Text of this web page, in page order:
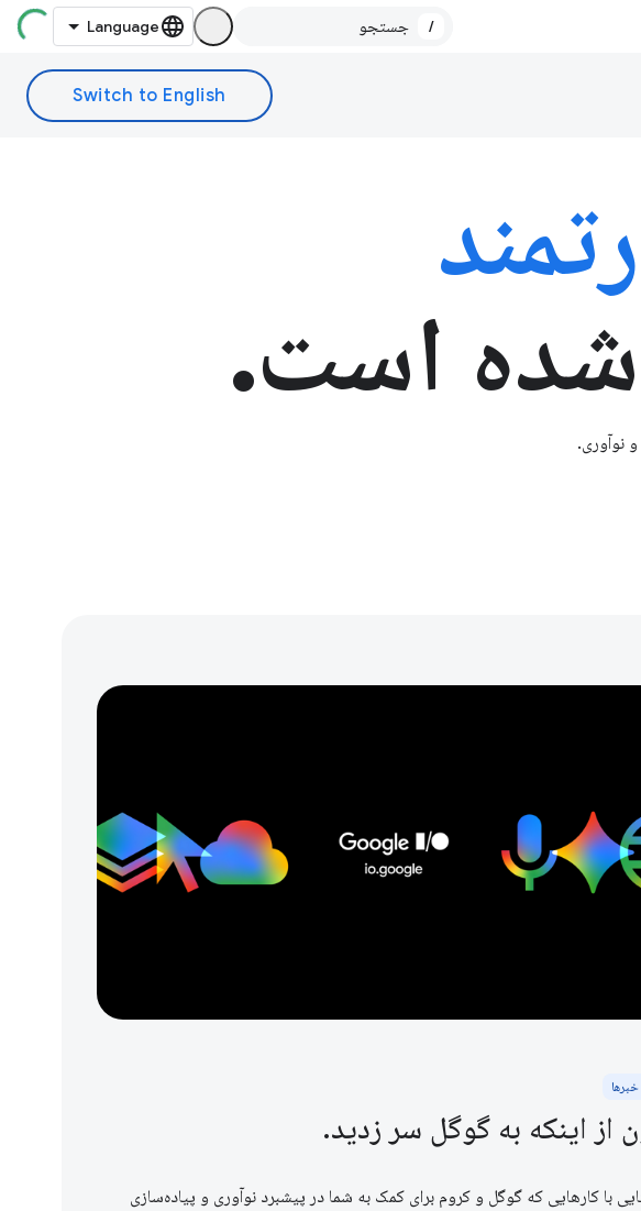
/
شده است.
نوآوری.
از اینکه به گوگل سر زدید.
با کارهایی که گوگل و کروم برای کمک به شما در پیشبرد نوآوری و پیاده‌سازی